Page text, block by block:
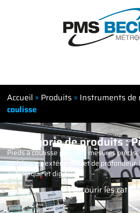
Accueil » Produits » Instruments de
coulisse
Catégorie de produits :
Pieds à coulisse pour des mesures
intérieures, extérieures et de
analogique et digitale
Parcourir les